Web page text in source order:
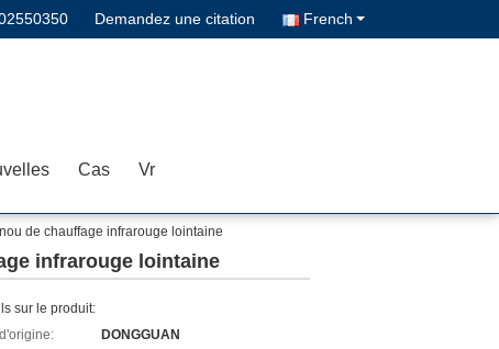
Demandez une citation French
Cas Vr
de chauffage infrarouge lointaine
infrarouge lointaine
sur le produit:
DONGGUAN